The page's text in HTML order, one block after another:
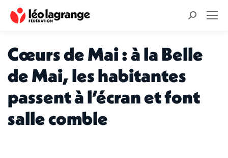
Recherche
Cœurs de Mai : à la Belle
de Mai, les habitantes
passent à l’écran et font
salle comble